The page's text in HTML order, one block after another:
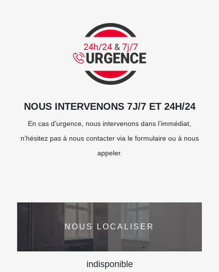
NOUS INTERVENONS 7J/7 ET 24H/24
En cas d’urgence, nous intervenons dans l’immédiat,
n’hésitez pas à nous contacter via le formulaire ou à nous
appeler.
NOUS LOCALISER
indisponible